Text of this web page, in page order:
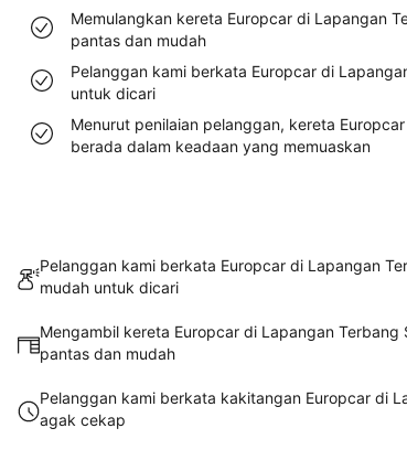
Memulangkan kereta Europcar di Lapangan
pantas dan mudah
Pelanggan kami berkata Europcar di
untuk dicari
Menurut penilaian pelanggan, kereta
berada dalam keadaan yang memuaskan
Pelanggan kami berkata Europcar di Lapangan
mudah untuk dicari
Mengambil kereta Europcar di Lapangan Terbang
pantas dan mudah
Pelanggan kami berkata kakitangan Europcar di
agak cekap